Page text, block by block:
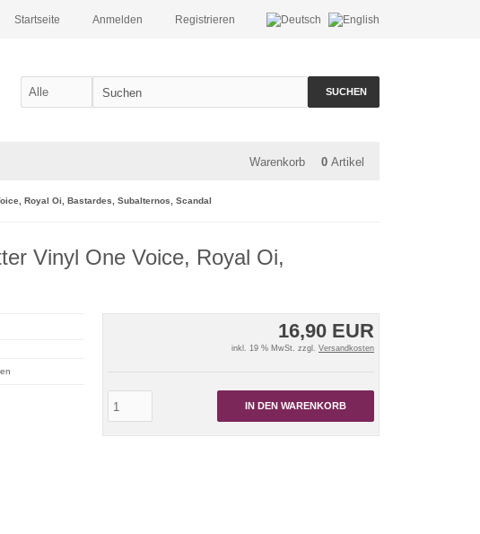
Registrieren
Anmelden
Startseite
SUCHEN
Warenkorb 0 Artikel
Royal Oi, Bastardes, Subalternos, Scandal
Vinyl One Voice, Royal Oi,
16,90 EUR
inkl. 19 % MwSt. zzgl. Versandkosten
IN DEN WARENKORB